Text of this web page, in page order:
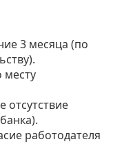
3 месяца (по
месту
работодателя